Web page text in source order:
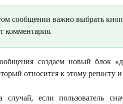
сообщении важно выбрать
комментария.
создаем новый блок
относится к этому репосту и
если пользователь